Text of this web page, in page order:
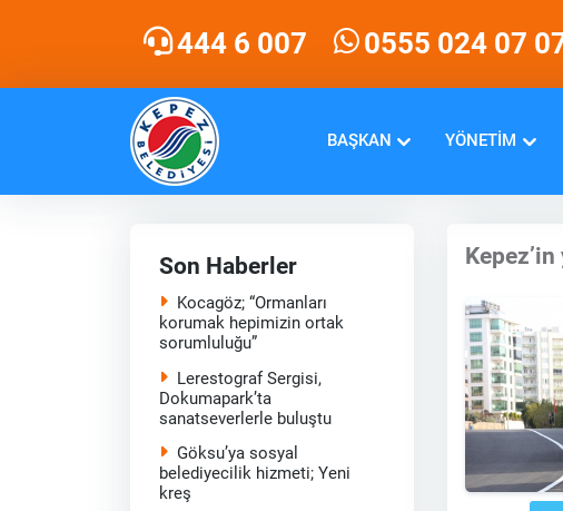
444 6 007 0555 024 07
BAŞKAN YÖNETIM
Son Haberler
Kocagöz; “Ormanları
korumak hepimizin ortak
sorumluluğu”
Lerestograf Sergisi,
Dokumapark’ta
sanatseverlerle buluştu
Göksu’ya sosyal
belediyecilik hizmeti; Yeni
kreş